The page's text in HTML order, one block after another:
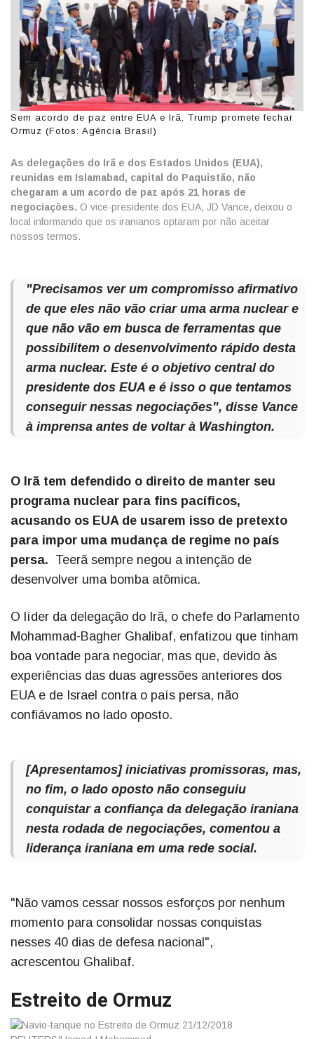
Sem acordo de paz entre EUA e Irã, Trump promete fechar
Ormuz (Fotos: Agência Brasil)
As delegações do Irã e dos Estados Unidos (EUA),
reunidas em Islamabad, capital do Paquistão, não
chegaram a um acordo de paz após 21 horas de
negociações. O vice-presidente dos EUA, JD Vance, deixou o
local informando que os iranianos optaram por não aceitar
nossos termos.
"Precisamos ver um compromisso afirmativo
de que eles não vão criar uma arma nuclear e
que não vão em busca de ferramentas que
possibilitem o desenvolvimento rápido desta
arma nuclear. Este é o objetivo central do
presidente dos EUA e é isso o que tentamos
conseguir nessas negociações", disse Vance
à imprensa antes de voltar à Washington.
O Irã tem defendido o direito de manter seu
programa nuclear para fins pacíficos,
acusando os EUA de usarem isso de pretexto
para impor uma mudança de regime no país
persa. Teerã sempre negou a intenção de
desenvolver uma bomba atômica.
O líder da delegação do Irã, o chefe do Parlamento
Mohammad-Bagher Ghalibaf, enfatizou que tinham
boa vontade para negociar, mas que, devido às
experiências das duas agressões anteriores dos
EUA e de Israel contra o país persa, não
confiávamos no lado oposto.
[Apresentamos] iniciativas promissoras, mas,
no fim, o lado oposto não conseguiu
conquistar a confiança da delegação iraniana
nesta rodada de negociações, comentou a
liderança iraniana em uma rede social.
"Não vamos cessar nossos esforços por nenhum
momento para consolidar nossas conquistas
nesses 40 dias de defesa nacional",
acrescentou Ghalibaf.
Estreito de Ormuz